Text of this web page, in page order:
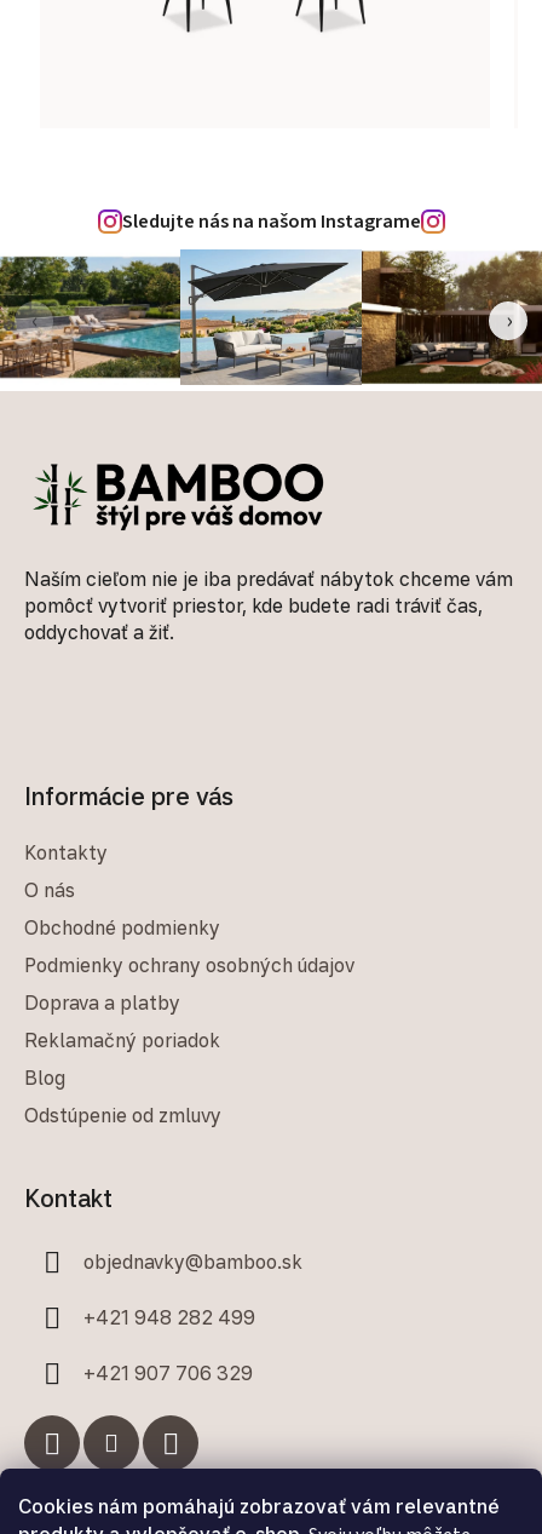
Cookies nám pomáhajú zobrazovať vám relevantné
Sledujte nás na našom Instagrame
‹ ›
Naším cieľom nie je iba predávať nábytok chceme vám
pomôcť vytvoriť priestor, kde budete radi tráviť čas,
oddychovať a žiť.
Informácie pre vás
Kontakty
O nás
Obchodné podmienky
Podmienky ochrany osobných údajov
Doprava a platby
Reklamačný poriadok
Blog
Odstúpenie od zmluvy
Kontakt
objednavky@bamboo.sk
+421 948 282 499
+421 907 706 329